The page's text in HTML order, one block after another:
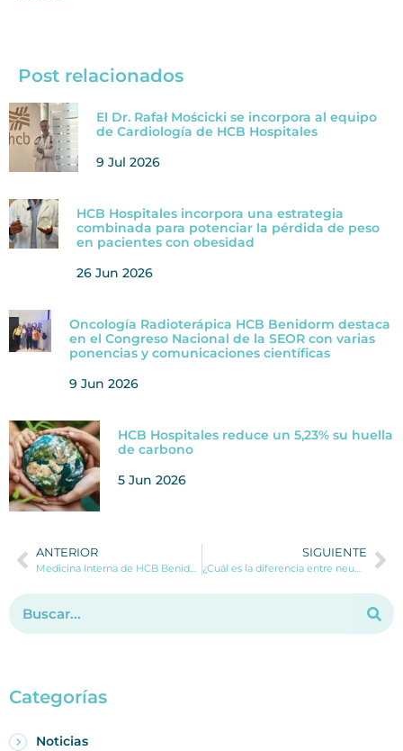
Post relacionados
El Dr. Rafał Mościcki se incorpora al equipo
de Cardiología de HCB Hospitales
9 Jul 2026
HCB Hospitales incorpora una estrategia
combinada para potenciar la pérdida de peso
en pacientes con obesidad
26 Jun 2026
Oncología Radioterápica HCB Benidorm destaca
en el Congreso Nacional de la SEOR con varias
ponencias y comunicaciones científicas
9 Jun 2026
HCB Hospitales reduce un 5,23% su huella
de carbono
5 Jun 2026
ANTERIOR
Medicina Interna de HCB Benidorm sigue creciendo con la incorporación del Dr. Fernando Fujimura a su staff médico propio
SIGUIENTE
¿Cuál es la diferencia entre neumonía y pulmonía?
Categorías
Noticias